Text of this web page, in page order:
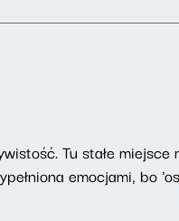
Tu stałe
emocjami, bo